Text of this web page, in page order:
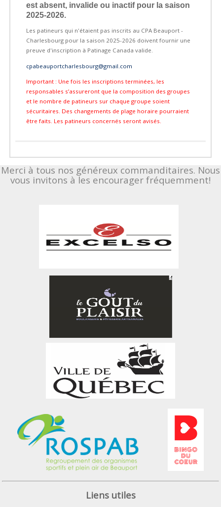
est absent, invalide ou inactif pour la saison
2025-2026.
Les patineurs qui n'étaient pas inscrits au CPA Beauport -
Charlesbourg pour la saison 2025-2026 doivent fournir une
preuve d'inscription à Patinage Canada valide.
cpabeauportcharlesbourg@gmail.com
Important : Une fois les inscriptions terminées, les
responsables s’assureront que la composition des groupes
et le nombre de patineurs sur chaque groupe soient
sécuritaires. Des changements de plage horaire pourraient
être faits. Les patineurs concernés seront avisés.
Merci à tous nos généreux commanditaires. Nous
vous invitons à les encourager fréquemment!
Liens utiles